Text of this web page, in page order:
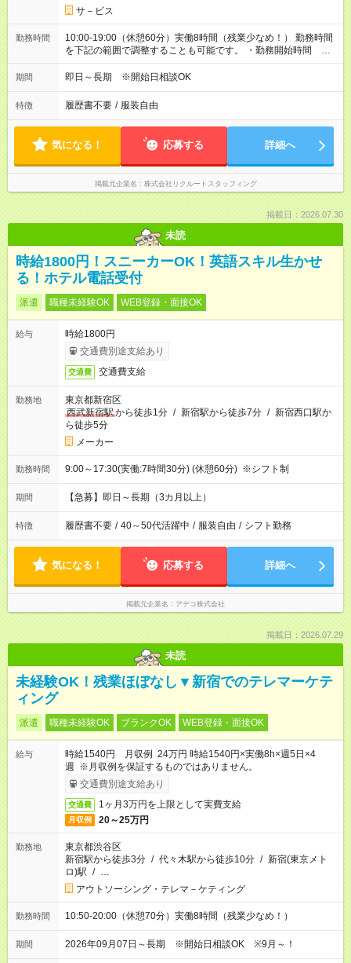
サ－ビス
勤務時間
10:00-19:00（休憩60分）実働8時間（残業少なめ！） 勤務時間
を下記の範囲で調整することも可能です。 ・勤務開始時間
10:00～11:00 ・勤務終了時間 19:00～20:00
期間 即日～長期 ※開始日相談OK
特徴 履歴書不要 / 服装自由
気になる！ 応募する 詳細へ
掲載元企業名 株式会社リクルートスタッフィング
掲載日：2026.07.30
未読
時給1800円！スニーカーOK！英語スキル生かせ
る！ホテル電話受付
派遣 職種未経験OK WEB登録・面接OK
給与
時給1800円
交通費別途支給あり
交通費 交通費支給
勤務地
東京都新宿区
西武新宿駅から徒歩1分 / 新宿駅から徒歩7分 / 新宿西口駅か
ら徒歩5分
メーカー
勤務時間 9:00～17:30(実働:7時間30分) (休憩60分) ※シフト制
期間 【急募】即日～長期（3カ月以上）
特徴 履歴書不要 / 40～50代活躍中 / 服装自由 / シフト勤務
気になる！ 応募する 詳細へ
掲載元企業名 アデコ株式会社
掲載日：2026.07.29
未読
未経験OK！残業ほぼなし▼新宿でのテレマーケテ
ィング
派遣 職種未経験OK ブランクOK WEB登録・面接OK
給与
時給1540円 月収例 24万円 時給1540円×実働8h×週5日×4
週 ※月収例を保証するものではありません。
交通費別途支給あり
交通費 1ヶ月3万円を上限として実費支給
月収例 20～25万円
勤務地
東京都渋谷区
新宿駅から徒歩3分 / 代々木駅から徒歩10分 / 新宿(東京メト
ロ)駅 / …
アウトソーシング・テレマ－ケティング
勤務時間 10:50-20:00（休憩70分）実働8時間（残業少なめ！）
期間 2026年09月07日～長期 ※開始日相談OK ※9月～！